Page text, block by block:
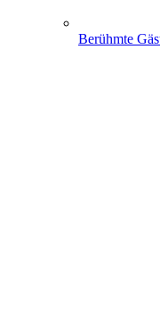
Berühmte